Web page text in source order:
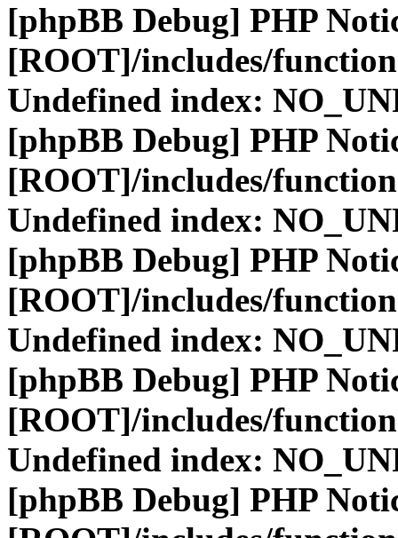
[phpBB Debug] PHP
[ROOT]/includes/
Undefined index:
[phpBB Debug] PHP
[ROOT]/includes/
Undefined index:
[phpBB Debug] PHP
[ROOT]/includes/
Undefined index:
[phpBB Debug] PHP
[ROOT]/includes/
Undefined index:
[phpBB Debug] PHP